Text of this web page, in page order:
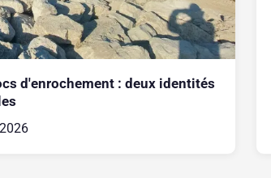
d'enrochement : deux identités